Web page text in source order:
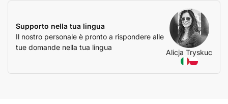
Supporto nella tua lingua
Il nostro personale è pronto a rispondere alle
tue domande nella tua lingua
Alicja Tryskuc